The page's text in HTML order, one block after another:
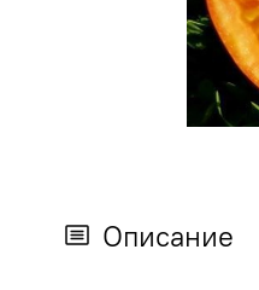
Описание